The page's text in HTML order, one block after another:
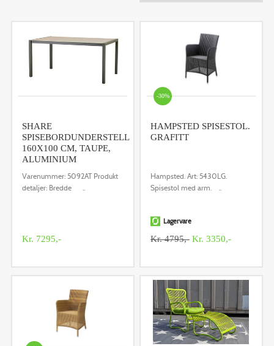
SHARE
SPISEBORDUNDERSTELL
160X100 CM, TAUPE,
ALUMINIUM
Varenummer: 5092AT Produkt
detaljer: Bredde ..
Kr. 7295,-
-30%
HAMPSTED SPISESTOL.
GRAFITT
Hampsted. Art: 5430LG.
Spisestol med arm. ..
Lagervare
Kr. 4795,-Kr. 3350,-